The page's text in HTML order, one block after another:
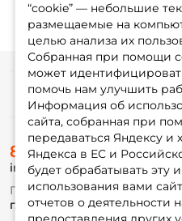
“cookie” — небольшие
размещаемые на
целью анализа их
Собранная при помощи
может
помочь нам улучшить
Информация об
сайта, собранная при
передаваться Яндексу и
Яндекса в ЕС и
будет обрабатывать
использования вами
отчетов о деятельности
О
Fox-
8 (495) 532-77-88
info@foxfishing.ru
По вопросам с заказом
г. Москва, ул. Плеханова д.7